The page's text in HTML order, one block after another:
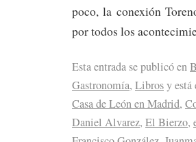
poco, la conexión
por todos los
Esta entrada se publicó en
Gastronomía, Librosy está
Casa de León en Madrid,
Daniel Alvarez, El Bierzo,